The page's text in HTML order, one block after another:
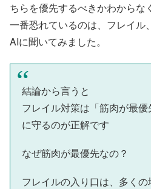
ちらを優先するべきかわからな
一番恐れているのは、フレイル
AIに聞いてみました。
結論から言うと
フレイル対策は「筋肉が最
に守るのが正解です
なぜ筋肉が最優先なの？
フレイルの入り口は、多くの